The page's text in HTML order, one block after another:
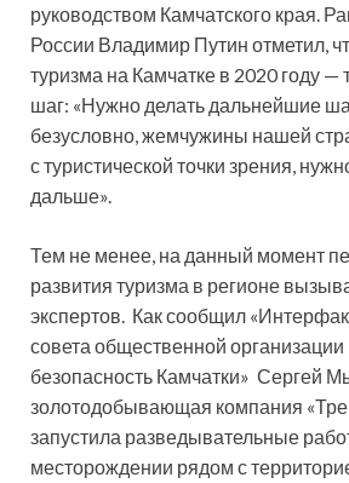
руководством Камчатского края.
России Владимир Путин отметил,
туризма на Камчатке в 2020 году —
шаг: «Нужно делать дальнейшие
безусловно, жемчужины нашей
с туристической точки зрения,
дальше».
Тем не менее, на данный момент
развития туризма в регионе
экспертов. Как сообщил
совета общественной организации
безопасность Камчатки» Сергей
золотодобывающая компания
запустила разведывательные
месторождении рядом с